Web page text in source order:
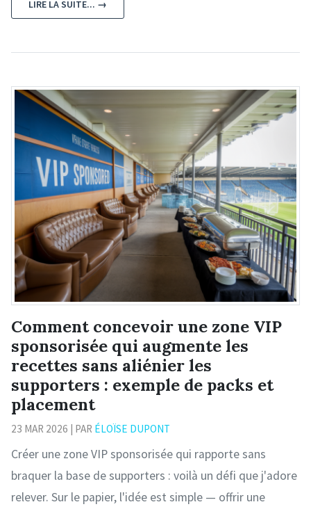
LIRE LA SUITE... →
Comment concevoir une zone VIP
sponsorisée qui augmente les
recettes sans aliénier les
supporters : exemple de packs et
placement
23 MAR 2026 | PAR ÉLOÏSE DUPONT
Créer une zone VIP sponsorisée qui rapporte sans
braquer la base de supporters : voilà un défi que j'adore
relever. Sur le papier, l'idée est simple — offrir une